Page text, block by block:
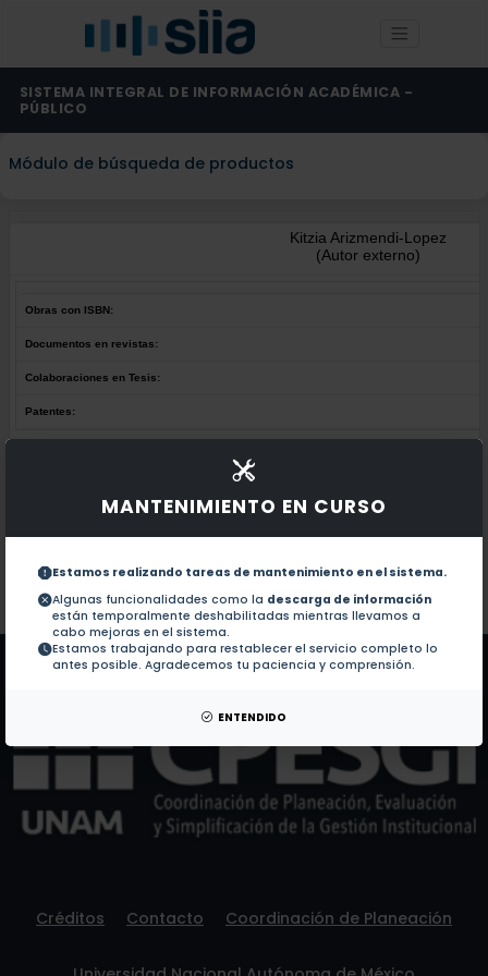
MANTENIMIENTO EN CURSO
Estamos realizando tareas de mantenimiento en el sistema.
Algunas funcionalidades como la descarga de información
están temporalmente deshabilitadas mientras llevamos a
cabo mejoras en el sistema.
Estamos trabajando para restablecer el servicio completo lo
antes posible. Agradecemos tu paciencia y comprensión.
ENTENDIDO
SISTEMA INTEGRAL DE INFORMACIÓN ACADÉMICA -
PÚBLICO
Módulo de búsqueda de productos
Kitzia Arizmendi-Lopez
(Autor externo)
Obras con ISBN:
Documentos en revistas:
Colaboraciones en Tesis:
Patentes:
Documentos en revistas:
Colaboraciones en Tesis:
Patentes: No hay patentes de este autor.
Créditos Contacto Coordinación de Planeación